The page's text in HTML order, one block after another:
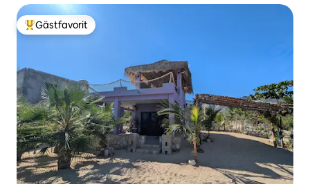
Populär gästfavorit
Gästfavorit